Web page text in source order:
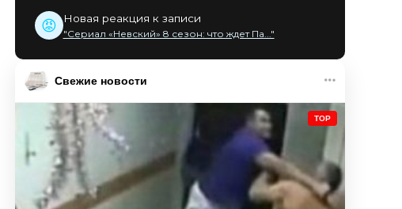
😡 Новая реакция к записи
"Сериал «Невский» 8 сезон: что ждет Па..."
Свежие новости
TOP